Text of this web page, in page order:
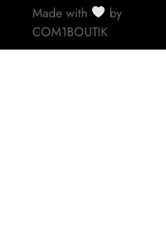
Made with
by
COM1BOUTIK